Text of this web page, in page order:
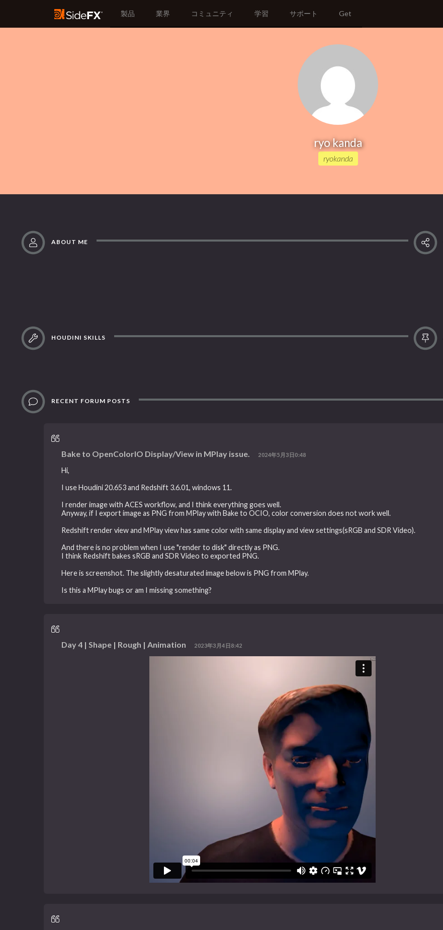
製品 業界 コミュニティ 学習 サポート Get
ryo kanda
ryokanda
ABOUT ME
HOUDINI SKILLS
RECENT FORUM POSTS
Bake to OpenColorIO Display/View in MPlay issue. 2024年5月3日0:48
Hi,
I use Houdini 20.653 and Redshift 3.6.01, windows 11.
I render image with ACES workflow, and I think everything goes well.
Anyway, if I export image as PNG from MPlay with Bake to OCIO, color conversion does not work well.
Redshift render view and MPlay view has same color with same display and view settings(sRGB and SDR Video).
And there is no problem when I use "render to disk" directly as PNG.
I think Redshift bakes sRGB and SDR Video to exported PNG.
Here is screenshot. The slightly desaturated image below is PNG from MPlay.
Is this a MPlay bugs or am I missing something?
Day 4 | Shape | Rough | Animation 2023年3月4日8:42